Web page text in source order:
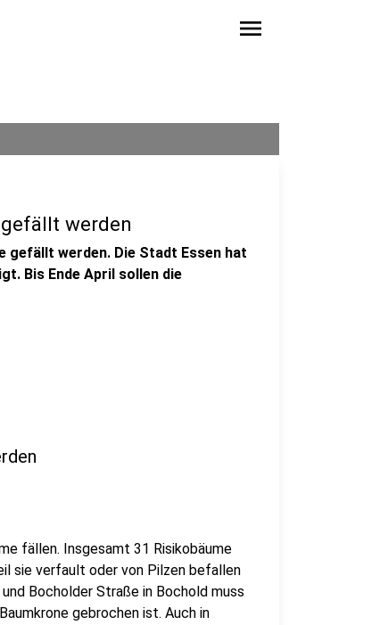
menu
werden
gefällt werden. Die Stadt Essen hat
Bis Ende April sollen die
fällen. Insgesamt 31 Risikobäume
sie verfault oder von Pilzen befallen
Bocholder Straße in Bochold muss
gebrochen ist. Auch in